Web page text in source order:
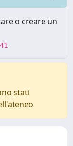
o creare un
stati